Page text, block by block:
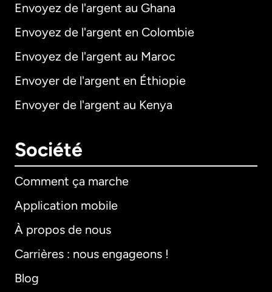
Envoyez de l'argent au Ghana
Envoyez de l'argent en Colombie
Envoyez de l'argent au Maroc
Envoyer de l'argent en Éthiopie
Envoyer de l'argent au Kenya
Société
Comment ça marche
Application mobile
À propos de nous
Carrières : nous engageons !
Blog